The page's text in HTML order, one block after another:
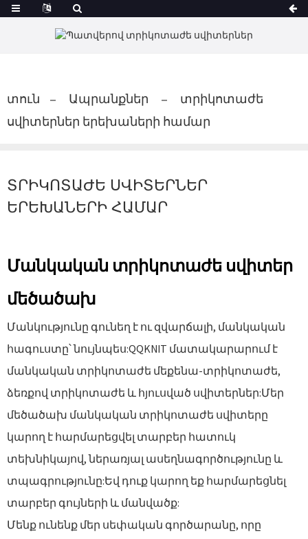
տուն Ապրանքներ
տրիկոտաժե
սվիտերներ երեխաների համար
ՏՐԻԿՈՏԱԺԵ ՍՎԻՏԵՐՆԵՐ
ԵՐԵԽԱՆԵՐԻ ՀԱՄԱՐ
Մանկական տրիկոտաժե սվիտեր
մեծածախ
Մանկությունը գունեղ է ու զվարճալի, մանկական
հագուստը՝ նույնպես:QQKNIT մատակարարում է
մանկական տրիկոտաժե մեքենա-տրիկոտաժե,
ձեռքով տրիկոտաժե և հյուսված սվիտերներ:Մեր
մեծածախ մանկական տրիկոտաժե սվիտերը
կարող է հարմարեցվել տարբեր հատուկ
տեխնիկայով, ներառյալ ասեղնագործությունը և
տպագրությունը:Եվ դուք կարող եք հարմարեցնել
տարբեր գույների և մանվածք:
Մենք ունենք մեր սեփական գործարանը, որը